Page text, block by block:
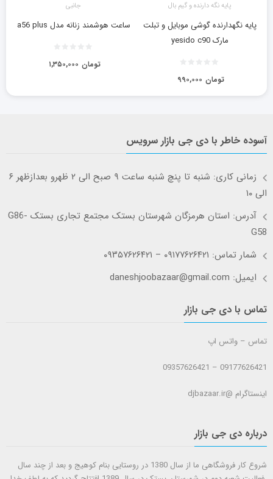
پایه نگه دارنده و گیم بال
پایه نگهدارنده گوشی موبایل و تبلت
مارک yesido c90
۹۹۰,۰۰۰ تومان
جانبی
ساعت هوشمند زنانه مدل a56 plus
۱,۳۵۰,۰۰۰ تومان
آسوده خاطر با دی جی بازار سرویس
زمانی کاری: شنبه تا پنچ شنبه ساعت ۹ صبح الی ۲ ظهرو بعدازظهر ۶
الی ۱۰
آدرس: استان هرمزگان شهرستان بستک مجتمع تجاری بستک G86-
G58
شمار تماس: ۰۹۱۷۷۶۲۶۴۲۱ – ۰۹۳۵۷۶۲۶۴۲۱
ایمیل: daneshjoobazaar@gmail.com
تماس با دی جی بازار
تماس – واتس اپ
09177626421 – 09357626421
اینستاگرام @djbazaar.ir
درباره دی جی بازار
شروع کار فروشگاهی ما از سال 1380 در روستایی بنام کوهیج و بعد از چند سال